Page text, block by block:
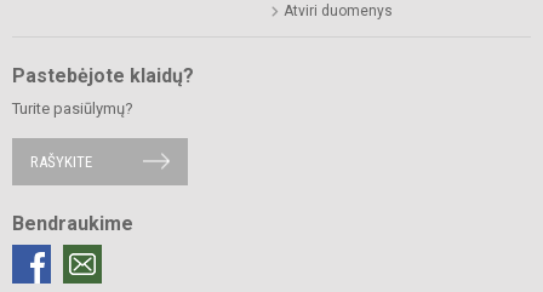
Atviri duomenys
Pastebėjote klaidų?
Turite pasiūlymų?
RAŠYKITE
Bendraukime